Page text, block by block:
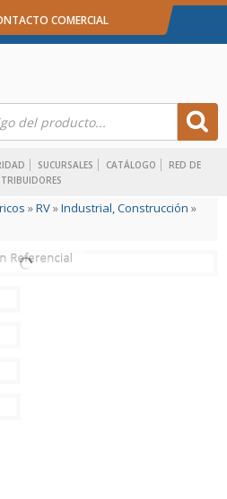
SUCURSALES CATÁLOGO
RED DE
COMERCIAL
»RV»Industrial, Construcción »